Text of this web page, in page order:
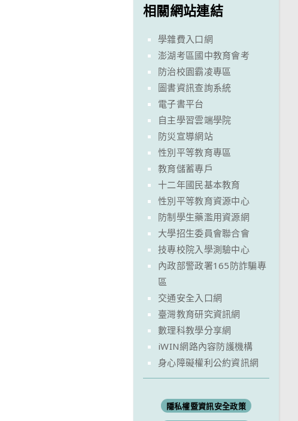
相關網站連結
學雜費入口網
澎湖考區國中教育會考
防治校園霸凌專區
圖書資訊查詢系統
電子書平台
自主學習雲端學院
防災宣導網站
性別平等教育專區
教育儲蓄專戶
十二年國民基本教育
性別平等教育資源中心
防制學生藥濫用資源網
大學招生委員會聯合會
技專校院入學測驗中心
內政部警政署165防詐騙專
區
交通安全入口網
臺灣教育研究資訊網
數理科教學分享網
iWIN網路內容防護機構
身心障礙權利公約資訊網
隱私權暨資訊安全政策